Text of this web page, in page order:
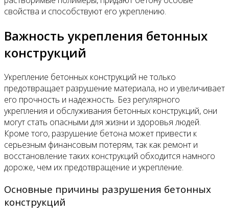
свойства и способствуют его укреплению.
Важность укрепления бетонных
конструкций
Укрепление бетонных конструкций не только
предотвращает разрушение материала, но и увеличивает
его прочность и надежность. Без регулярного
укрепления и обслуживания бетонных конструкций, они
могут стать опасными для жизни и здоровья людей.
Кроме того, разрушение бетона может привести к
серьезным финансовым потерям, так как ремонт и
восстановление таких конструкций обходится намного
дороже, чем их предотвращение и укрепление.
Основные причины разрушения бетонных
конструкций